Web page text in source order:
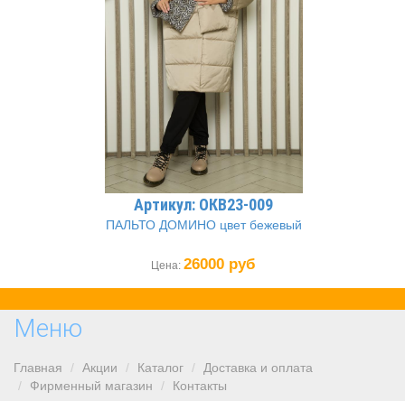
Артикул: ОКВ23-009
ПАЛЬТО ДОМИНО цвет бежевый
Цена: 26000 руб
Меню
Главная Акции Каталог
Доставка и оплата
Фирменный магазин
Контакты